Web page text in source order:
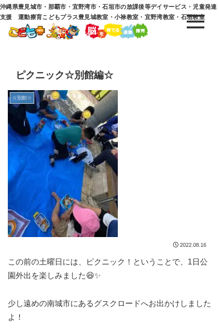
沖縄県豊見城市・那覇市・宜野湾市・石垣市の放課後等デイサービス・児童発達
支援 運動療育こどもプラス豊見城教室・小禄教室・宜野湾教室・石垣教室
ピクニック☆別館編☆
☆別館☆
2022.08.16
この前の土曜日には、ピクニック！ということで、1日公
園外出を楽しみました😆✨
少し遠めの南城市にあるグスクロードへお出かけしました
よ！